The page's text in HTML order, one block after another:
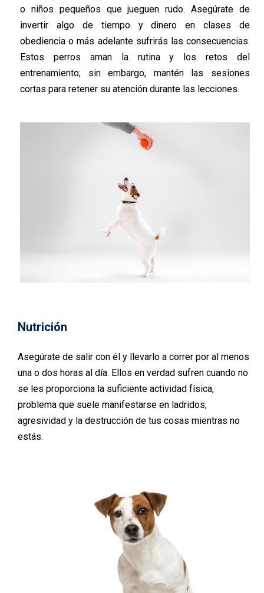
o niños pequeños que jueguen rudo. Asegúrate de
invertir algo de tiempo y dinero en clases de
obediencia omás adelante sufrirás las consecuencias.
Estos perros aman la rutina y los retos del
entrenamiento; sin embargo, mantén las sesiones
cortas para retener su atención durante las lecciones.
Nutrición
Asegúrate de salir con él y llevarlo a correr por al menos
una o dos horas al día. Ellos en verdad sufren cuando no
se les proporciona la suficiente actividad física,
problema que suele manifestarse en ladridos,
agresividad y la destrucción de tus cosas mientras no
estás.